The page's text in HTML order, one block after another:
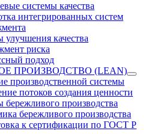
системы качества
интегрированных систем
улучшения качества
риска
подход
ПРОИЗВОДСТВО (LEAN)
производственной системы
потоков создания ценности
бережливого производства
бережливого производства
к сертификации по ГОСТ Р